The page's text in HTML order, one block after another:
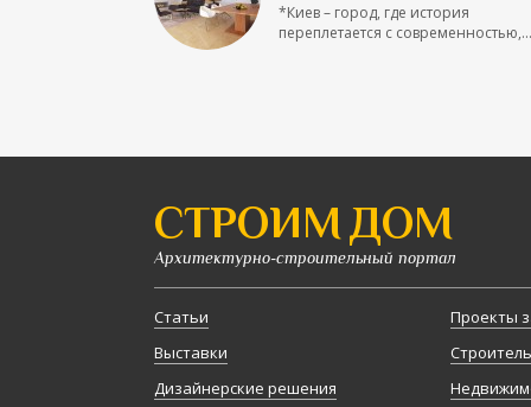
*Киев – город, где история
переплетается с современностью,...
СТРОИМ ДОМ
Архитектурно-строительный портал
Статьи
Выставки
Дизайнерские решения
Проекты